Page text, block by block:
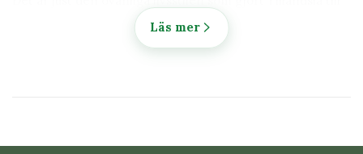
en av de mest uppskattade växterna för modern
inredning. Hos Klorofyllverket hittar du noggrant utvalda
Läs mer